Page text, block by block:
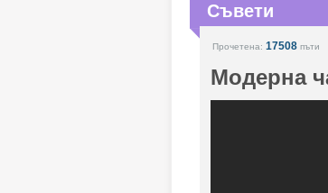
Съвети
Прочетена: 17508пъти
Модерна